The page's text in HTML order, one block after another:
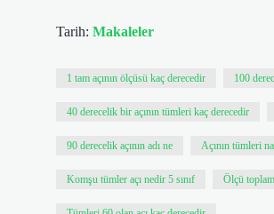
Tarih: Makaleler
1 tam açının ölçüsü kaç derecedir 100
40 derecelik bir açının tümleri kaç derecedir
90 derecelik açının adı ne Açının tümleri
Komşu tümler açı nedir 5 sınıf Ölçü